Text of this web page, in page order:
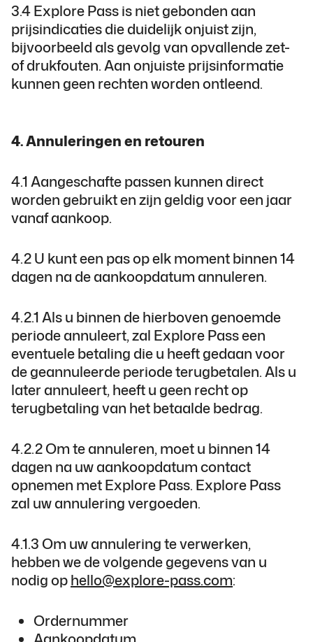
3.4 Explore Pass is niet gebonden aan
prijsindicaties die duidelijk onjuist zijn,
bijvoorbeeld als gevolg van opvallende zet-
of drukfouten. Aan onjuiste prijsinformatie
kunnen geen rechten worden ontleend.
4. Annuleringen en retouren
4.1 Aangeschafte passen kunnen direct
worden gebruikt en zijn geldig voor een jaar
vanaf aankoop.
4.2 U kunt een pas op elk moment binnen 14
dagen na de aankoopdatum annuleren.
4.2.1 Als u binnen de hierboven genoemde
periode annuleert, zal Explore Pass een
eventuele betaling die u heeft gedaan voor
de geannuleerde periode terugbetalen. Als u
later annuleert, heeft u geen recht op
terugbetaling van het betaalde bedrag.
4.2.2 Om te annuleren, moet u binnen 14
dagen na uw aankoopdatum contact
opnemen met Explore Pass. Explore Pass
zal uw annulering vergoeden.
4.1.3 Om uw annulering te verwerken,
hebben we de volgende gegevens van u
nodig ophello@explore-pass.com:
Ordernummer